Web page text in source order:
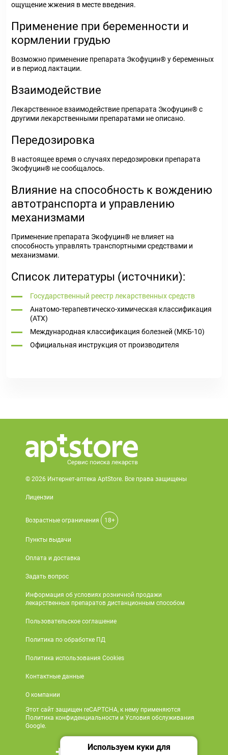
ощущение жжения в месте введения.
Применение при беременности и
кормлении грудью
Возможно применение препарата Экофуцин® у беременных
и в период лактации.
Взаимодействие
Лекарственное взаимодействие препарата Экофуцин® с
другими лекарственными препаратами не описано.
Передозировка
В настоящее время о случаях передозировки препарата
Экофуцин® не сообщалось.
Влияние на способность к вождению
автотранспорта и управлению
механизмами
Применение препарата Экофуцин® не влияет на
способность управлять транспортными средствами и
механизмами.
Список литературы (источники):
Государственный реестр лекарственных средств
Анатомо-терапевтическо-химическая классификация
(ATX)
Международная классификация болезней (МКБ-10)
Официальная инструкция от производителя
© 2026 Интернет-аптека AptStore. Все права защищены
Лицензии
Возрастные ограничения 18+
Пункты выдачи
Оплата и доставка
Задать вопрос
Информация об условиях розничной продажи
лекарственных препаратов дистанционным способом
Пользовательское соглашение
Политика по обработке ПД
Политика использования Cookies
Контактные данные
О компании
Этот сайт защищен reCAPTCHA, к нему применяются
Политика конфиденциальности и Условия обслуживания
Google.
Используем куки для